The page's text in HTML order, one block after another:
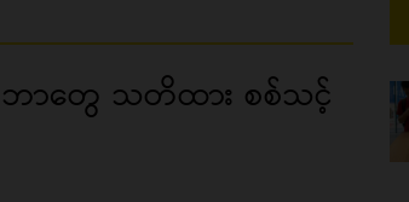
ာတွေ သတိထား စစ်သင့်